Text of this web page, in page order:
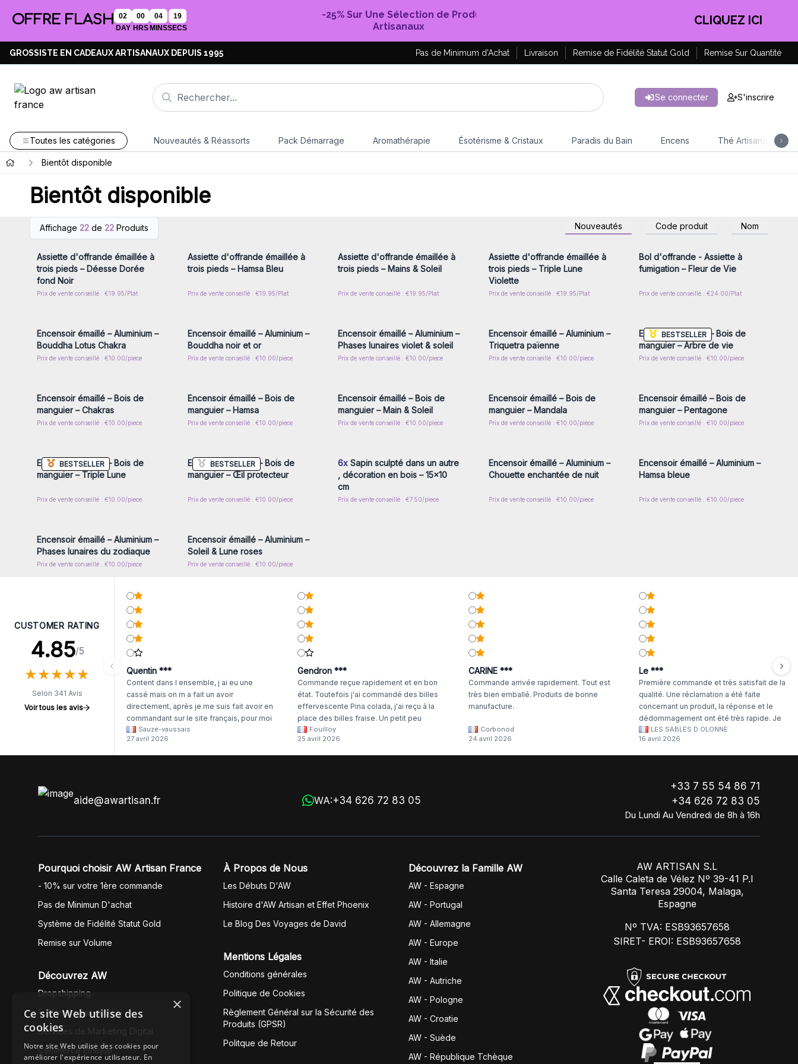
OFFRE FLASH
02
DAY
00
HRS
04
MINS
19
SECS
-25% Sur Une Sélection de Produits
Artisanaux
CLIQUEZ ICI
GROSSISTE EN CADEAUX ARTISANAUX DEPUIS 1995 Pas de Minimum d'Achat Livraison Remise de Fidélité Statut Gold Remise Sur Quantité
Se connecter S'inscrire
Toutes les catégories Nouveautés & Réassorts Pack Démarrage Aromathérapie Ésotérisme & Cristaux Paradis du Bain Encens Thé Artisanal
Bientôt disponible
Bientôt disponible
Affichage 22 de 22 Produits Nouveautés Code produit Nom
vous pour accéder aux prix de
gros
Assiette d'offrande émaillée à
trois pieds – Déesse Dorée
fond Noir
Prix de vente conseillé : €19.95/Plat
Assiette d'offrande émaillée à
trois pieds – Hamsa Bleu
Prix de vente conseillé : €19.95/Plat
Assiette d'offrande émaillée à
trois pieds – Mains & Soleil
Prix de vente conseillé : €19.95/Plat
Connectez-vous ou inscrivez-
vous pour accéder aux prix de
Assiette d'offrande émaillée à
trois pieds – Triple Lune
Violette
Prix de vente conseillé : €19.95/Plat
Connectez-vous ou inscrivez-
vous pour accéder aux prix de
gros
Bol d'offrande - Assiette à
fumigation – Fleur de Vie
Prix de vente conseillé : €24.00/Plat
Connectez-vous ou inscrivez-
Encensoir émaillé – Aluminium –
Bouddha Lotus Chakra
Prix de vente conseillé : €10.00/piece
Connectez-vous ou inscrivez-
Encensoir émaillé – Aluminium –
Bouddha noir et or
Prix de vente conseillé : €10.00/piece
Connectez-vous ou inscrivez-
Encensoir émaillé – Aluminium –
Phases lunaires violet & soleil
Prix de vente conseillé : €10.00/piece
Connectez-vous ou inscrivez-
Encensoir émaillé – Aluminium –
Triquetra païenne
Prix de vente conseillé : €10.00/piece
BESTSELLER
Connectez-vous ou inscrivez-
Encensoir émaillé – Bois de
manguier – Arbre de vie
Prix de vente conseillé : €10.00/piece
Connectez-vous ou inscrivez-
Encensoir émaillé – Bois de
manguier – Chakras
Prix de vente conseillé : €10.00/piece
Connectez-vous ou inscrivez-
Encensoir émaillé – Bois de
manguier – Hamsa
Prix de vente conseillé : €10.00/piece
Connectez-vous ou inscrivez-
Encensoir émaillé – Bois de
manguier – Main & Soleil
Prix de vente conseillé : €10.00/piece
Connectez-vous ou inscrivez-
Encensoir émaillé – Bois de
manguier – Mandala
Prix de vente conseillé : €10.00/piece
Connectez-vous ou inscrivez-
Encensoir émaillé – Bois de
manguier – Pentagone
Prix de vente conseillé : €10.00/piece
BESTSELLER
Connectez-vous ou inscrivez-
Encensoir émaillé – Bois de
manguier – Triple Lune
Prix de vente conseillé : €10.00/piece
BESTSELLER
Connectez-vous ou inscrivez-
Encensoir émaillé – Bois de
manguier – Œil protecteur
Prix de vente conseillé : €10.00/piece
Connectez-vous ou inscrivez-
6x Sapin sculpté dans un autre
, décoration en bois – 15x10
cm
Prix de vente conseillé : €7.50/piece
Connectez-vous ou inscrivez-
Encensoir émaillé – Aluminium –
Chouette enchantée de nuit
Prix de vente conseillé : €10.00/piece
Connectez-vous ou inscrivez-
Encensoir émaillé – Aluminium –
Hamsa bleue
Prix de vente conseillé : €10.00/piece
Connectez-vous ou inscrivez-
Encensoir émaillé – Aluminium –
Phases lunaires du zodiaque
Prix de vente conseillé : €10.00/piece
Connectez-vous ou inscrivez-
Encensoir émaillé – Aluminium –
Soleil & Lune roses
Prix de vente conseillé : €10.00/piece
CUSTOMER RATING
4.85/5
★★★★★
★★★★★
Selon 341 Avis
Voir tous les avis
Quentin ***
Content dans l ensemble, j ai eu une
cassé mais on m a fait un avoir
directement, après je me suis fait avoir en
commandant sur le site français, pour moi
il était évident que les produits était de la
même langue mais raté tout est en
anglais.
Sauzé-vaussais
27 avril 2026
Gendron ***
Commande reçue rapidement et en bon
état. Toutefois j'ai commandé des billes
effervescente Pina colada, j'ai reçu à la
place des billes fraise. Un petit peu
dommage
Fouilloy
25 avril 2026
CARINE ***
Commande arrivée rapidement. Tout est
très bien emballé. Produits de bonne
manufacture.
Corbonod
24 avril 2026
Le ***
Première commande et très satisfait de la
qualité. Une réclamation a été faite
concernant un produit, la réponse et le
dédommagement ont été très rapide. Je
continuerai à commander chez WA Artisan
!
LES SABLES D OLONNE
16 avril 2026
aide@awartisan.fr WA:+34 626 72 83 05
+33 7 55 54 86 71
+34 626 72 83 05
Du Lundi Au Vendredi de 8h à 16h
Pourquoi choisir AW Artisan France
- 10% sur votre 1ère commande
Pas de Minimun D'achat
Système de Fidélité Statut Gold
Remise sur Volume
Découvrez AW
Dropshipping
Fullfilment Service EU
Services de Marketing Digital
Commerce Éthique
À Propos de Nous
Les Débuts D'AW
Histoire d'AW Artisan et Effet Phoenix
Le Blog Des Voyages de David
Mentions Légales
Conditions générales
Politique de Cookies
Règlement Général sur la Sécurité des
Produits (GPSR)
Politque de Retour
Découvrez la Famille AW
AW - Espagne
AW - Portugal
AW - Allemagne
AW - Europe
AW - Italie
AW - Autriche
AW - Pologne
AW - Croatie
AW - Suède
AW - République Tchèque
AW ARTISAN S.L
Calle Caleta de Vélez Nº 39-41 P.I
Santa Teresa 29004, Malaga,
Espagne
Nº TVA: ESB93657658
SIRET- EROI: ESB93657658
×
Ce site Web utilise des
cookies
Notre site Web utilise des cookies pour
améliorer l'expérience utilisateur. En